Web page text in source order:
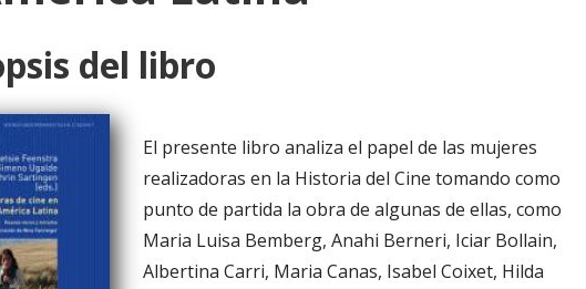
del libro
El presente libro analiza el papel de las mujeres
realizadoras en la Historia del Cine tomando como
punto de partida la obra de algunas de ellas, como
Maria Luisa Bemberg, Anahi Berneri, Iciar Bollain,
Albertina Carri, Maria Canas, Isabel Coixet, Hilda